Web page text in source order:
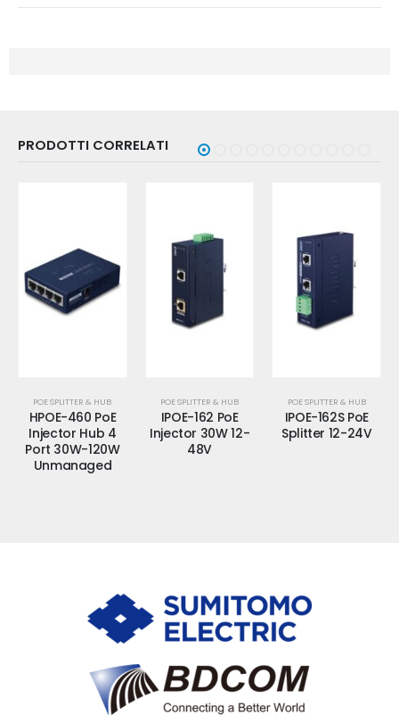
PRODOTTI CORRELATI
POE SPLITTER & HUB
HPOE-460 PoE
Injector Hub 4
Port 30W-120W
Unmanaged
POE SPLITTER & HUB
IPOE-162 PoE
Injector 30W 12-
48V
POE SPLITTER & HUB
IPOE-162S PoE
Splitter 12-24V